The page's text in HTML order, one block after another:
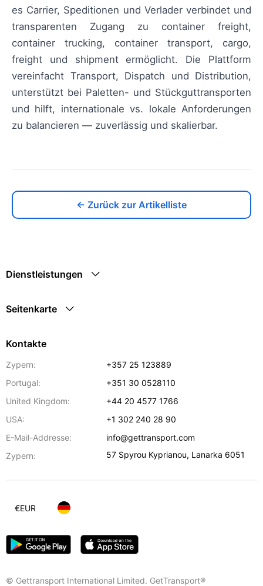
es Carrier, Speditionen und Verlader verbindet und
transparenten Zugang zu container freight,
container trucking, container transport, cargo,
freight und shipment ermöglicht. Die Plattform
vereinfacht Transport, Dispatch und Distribution,
unterstützt bei Paletten- und Stückguttransporten
und hilft, internationale vs. lokale Anforderungen
zu balancieren — zuverlässig und skalierbar.
← Zurück zur Artikelliste
Dienstleistungen
Seitenkarte
Kontakte
Zypern:
+357 25 123889
Portugal:
+351 30 0528110
United Kingdom:
+44 20 4577 1766
USA:
+1 302 240 28 90
E-Mail-Addresse:
info@gettransport.com
Zypern:
57 Spyrou Kyprianou, Lanarka 6051
© Gettransport International Limited. GetTransport®
€EUR